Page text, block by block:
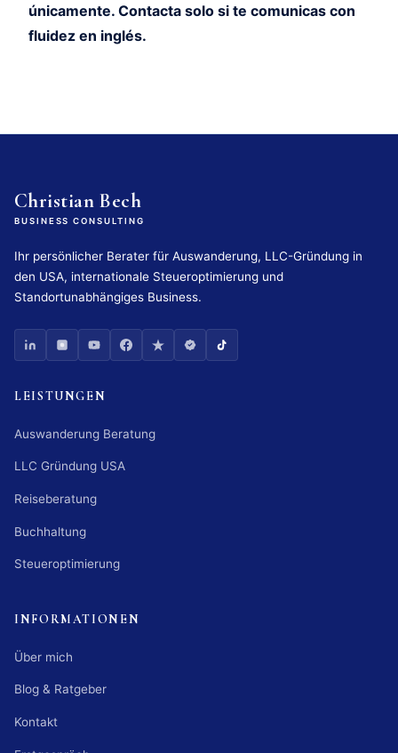
únicamente. Contacta solo si te comunicas con
fluidez en inglés.
Christian Bech
BUSINESS CONSULTING
Ihr persönlicher Berater für Auswanderung, LLC-Gründung in
den USA, internationale Steueroptimierung und
Standortunabhängiges Business.
LEISTUNGEN
Auswanderung Beratung
LLC Gründung USA
Reiseberatung
Buchhaltung
Steueroptimierung
INFORMATIONEN
Über mich
Blog & Ratgeber
Kontakt